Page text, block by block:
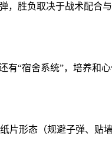
胜负取决于战术配合
“宿舍系统”，培养和
片形态（规避子弹、贴